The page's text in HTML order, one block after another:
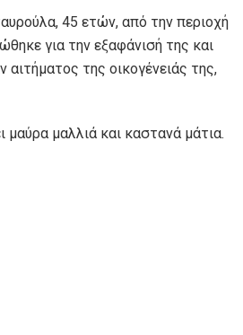
45 ετών, από την περιοχή
για την εξαφάνισή της και
της οικογένειάς της,
μαύρα μαλλιά και καστανά μάτια.